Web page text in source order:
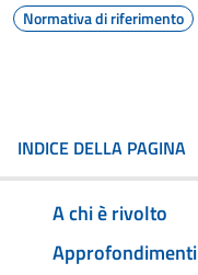
Normativa di riferimento
INDICE DELLA PAGINA
A chi è rivolto
Approfondimenti